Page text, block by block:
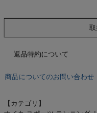
ビジネス
返品特約について
商品についてのお問い合わせ
【カテゴリ】